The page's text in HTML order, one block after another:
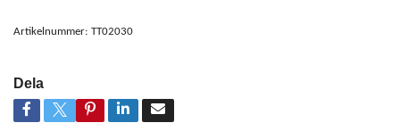
Artikelnummer: TT02030
Dela